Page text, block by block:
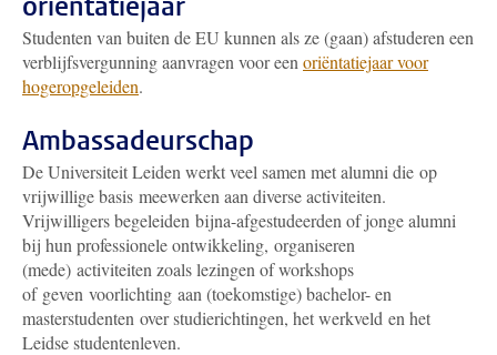
Studenten van buiten de EU kunnen als ze (gaan) afstuderen een
verblijfsvergunning aanvragen voor een oriëntatiejaar voor
hogeropgeleiden.
Ambassadeurschap
De Universiteit Leiden werkt veel samen met alumni die op
vrijwillige basis meewerken aan diverse activiteiten.
Vrijwilligers begeleiden bijna-afgestudeerden of jonge alumni
bij hun professionele ontwikkeling, organiseren
(mede) activiteiten zoals lezingen of workshops
of geven voorlichting aan (toekomstige) bachelor- en
masterstudenten over studierichtingen, het werkveld en het
Leidse studentenleven.